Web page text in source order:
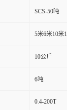
SCS-50吨
5米6米10米
10公斤
6吨
0.4-200T